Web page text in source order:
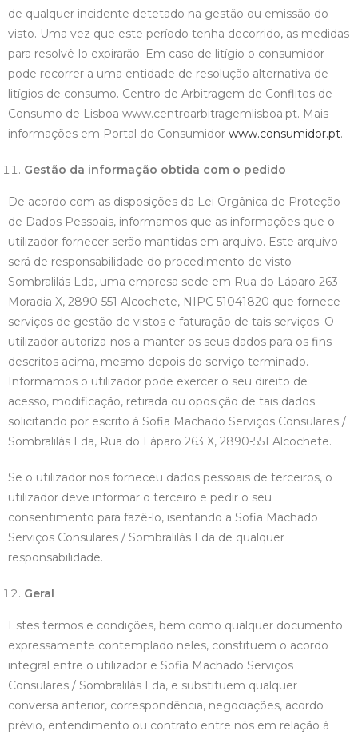
de qualquer incidente detetado na gestão ou emissão do
visto. Uma vez que este período tenha decorrido, as medidas
para resolvê-lo expirarão. Em caso de litígio o consumidor
pode recorrer a uma entidade de resolução alternativa de
litígios de consumo. Centro de Arbitragem de Conflitos de
Consumo de Lisboa www.centroarbitragemlisboa.pt. Mais
informações em Portal do Consumidor www.consumidor.pt.
Gestão da informação obtida com o pedido
De acordo com as disposições da Lei Orgânica de Proteção
de Dados Pessoais, informamos que as informações que o
utilizador fornecer serão mantidas em arquivo. Este arquivo
será de responsabilidade do procedimento de visto
Sombralilás Lda, uma empresa sede em Rua do Láparo 263
Moradia X, 2890-551 Alcochete, NIPC 51041820 que fornece
serviços de gestão de vistos e faturação de tais serviços. O
utilizador autoriza-nos a manter os seus dados para os fins
descritos acima, mesmo depois do serviço terminado.
Informamos o utilizador pode exercer o seu direito de
acesso, modificação, retirada ou oposição de tais dados
solicitando por escrito à Sofia Machado Serviços Consulares /
Sombralilás Lda, Rua do Láparo 263 X, 2890-551 Alcochete.
Se o utilizador nos forneceu dados pessoais de terceiros, o
utilizador deve informar o terceiro e pedir o seu
consentimento para fazê-lo, isentando a Sofia Machado
Serviços Consulares / Sombralilás Lda de qualquer
responsabilidade.
Geral
Estes termos e condições, bem como qualquer documento
expressamente contemplado neles, constituem o acordo
integral entre o utilizador e Sofia Machado Serviços
Consulares / Sombralilás Lda, e substituem qualquer
conversa anterior, correspondência, negociações, acordo
prévio, entendimento ou contrato entre nós em relação à